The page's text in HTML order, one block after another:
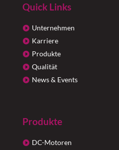
Quick Links
Unternehmen
Karriere
Produkte
Qualität
News & Events
Produkte
DC-Motoren